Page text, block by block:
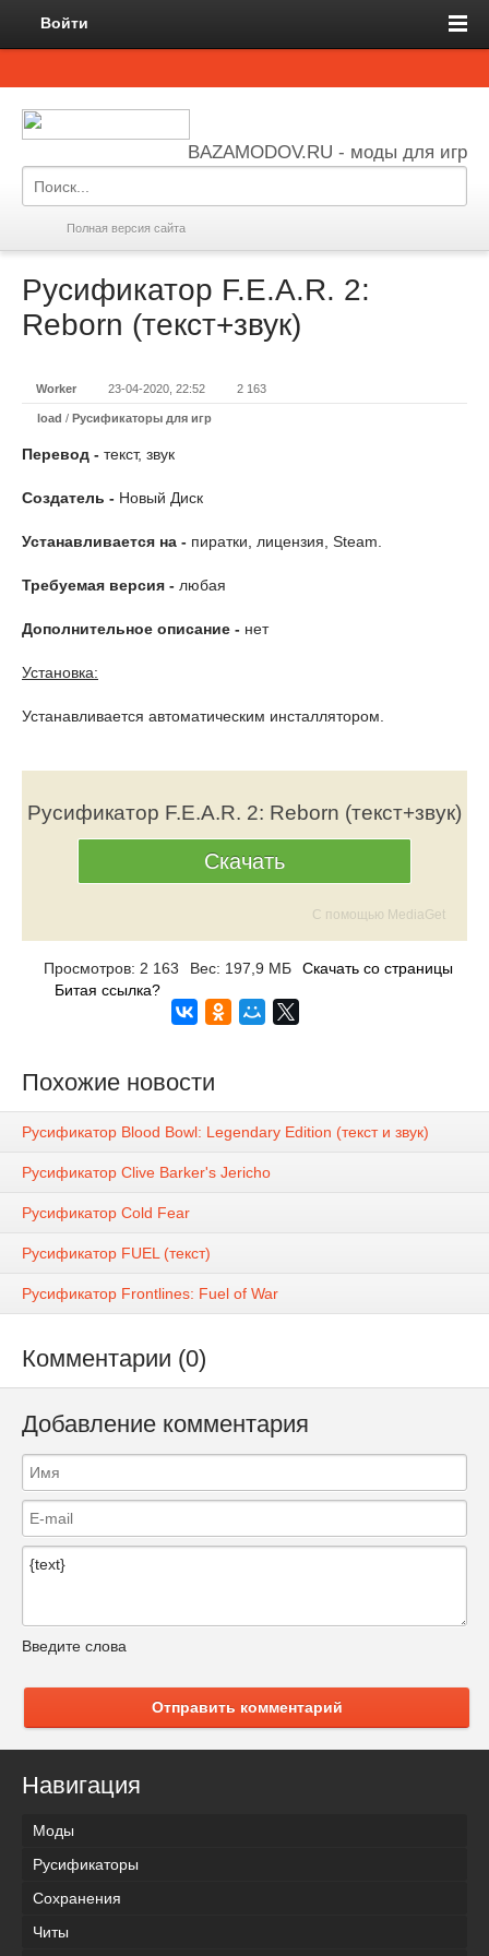
Войти
BAZAMODOV.RU - моды для игр
Полная версия сайта
Русификатор F.E.A.R. 2:
Reborn (текст+звук)
Worker 23-04-2020, 22:52 2 163
load / Русификаторы для игр
Перевод - текст, звук
Создатель - Новый Диск
Устанавливается на - пиратки, лицензия, Steam.
Требуемая версия - любая
Дополнительное описание - нет
Установка:
Устанавливается автоматическим инсталлятором.
Русификатор F.E.A.R. 2: Reborn (текст+звук)
Скачать
С помощью MediaGet
Просмотров: 2 163 Вес: 197,9 МБ
Скачать со страницы
Битая ссылка?
Похожие новости
Русификатор Blood Bowl: Legendary Edition (текст и звук)
Русификатор Clive Barker's Jericho
Русификатор Cold Fear
Русификатор FUEL (текст)
Русификатор Frontlines: Fuel of War
Комментарии (0)
Добавление комментария
Введите слова
Отправить комментарий
Навигация
Моды
Русификаторы
Сохранения
Читы